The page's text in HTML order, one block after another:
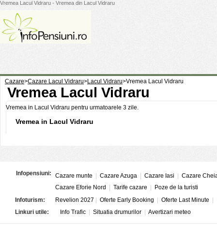
Vremea Lacul Vidraru - Vremea din Lacul Vidraru
Cazare>Cazare Lacul Vidraru>Lacul Vidraru>Vremea Lacul Vidraru
Vremea Lacul Vidraru
Vremea in Lacul Vidraru pentru urmatoarele 3 zile.
Vremea in Lacul Vidraru
Infopensiuni: Cazare munte Cazare Azuga Cazare Iasi
Cazare
Cazare Eforie Nord
Tarife cazare
Poze de la turisti
Infoturism:
Revelion 2027 Oferte Early Booking Oferte Last Minute
Linkuri utile:
Info Trafic Situatia drumurilor Avertizari meteo